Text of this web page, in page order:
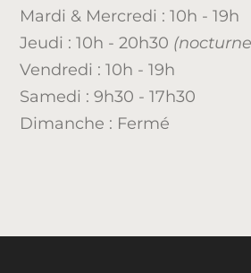
Mardi & Mercredi : 10h - 19h
Jeudi : 10h - 20h30
Vendredi : 10h - 19h
Samedi : 9h30 - 17h30
Dimanche : Fermé